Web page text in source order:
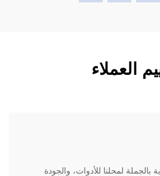
العملاء
بالجملة لمحلنا للأدوات، والجودة